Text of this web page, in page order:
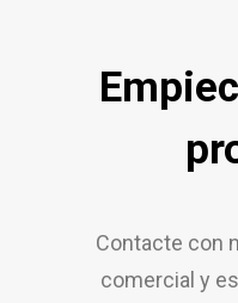
Contacte con
comercial y